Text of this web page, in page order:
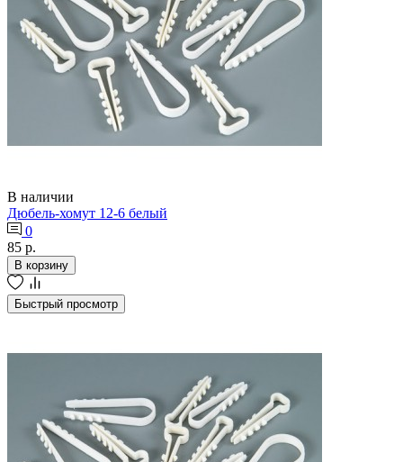
В наличии
Дюбель-хомут 12-6 белый
0
85 р.
В корзину
Быстрый просмотр